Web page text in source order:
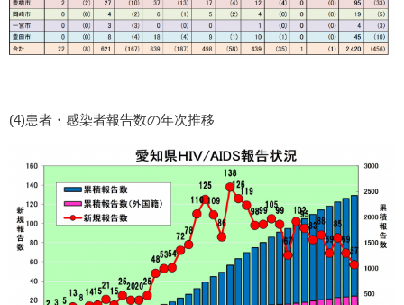
(4)患者・感染者報告数の年次推移​